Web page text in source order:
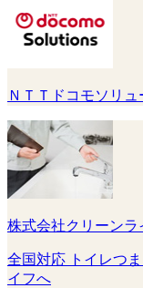
ＮＴＴドコモソリ
株式会社クリーンラ
全国対応 トイレつ
イフへ